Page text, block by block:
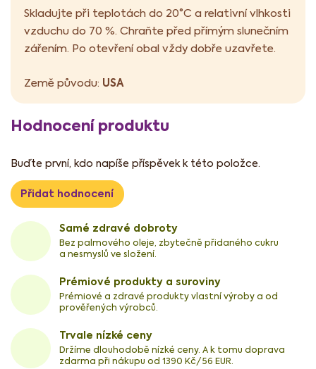
Samé zdravé dobroty
Bez palmového oleje, zbytečně přidaného cukru
a nesmyslů ve složení.
Prémiové produkty a suroviny
Prémiové a zdravé produkty vlastní výroby a od
prověřených výrobců.
Trvale nízké ceny
Držíme dlouhodobě nízké ceny. A k tomu doprava
zdarma při nákupu od 1390 Kč/56 EUR.
Skladujte při teplotách do 20°C a relativní vlhkosti
vzduchu do 70 %. Chraňte před přímým slunečním
zářením. Po otevření obal vždy dobře uzavřete.
Země původu: USA
Hodnocení produktu
Buďte první, kdo napíše příspěvek k této položce.
Přidat hodnocení